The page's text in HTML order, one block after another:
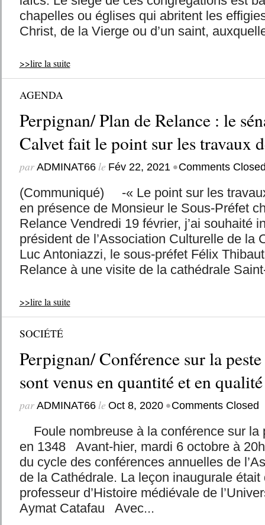
chapelles ou églises qui abritent les
Christ, de la Vierge ou d’un saint,
>>lire la suite
AGENDA
Perpignan/ Plan de Relance : le
Calvet fait le point sur les travaux
par ADMINAT66le Fév 22, 2021 •Comments
(Communiqué) -« Le point sur les
en présence de Monsieur le Sous-Préfet
Relance Vendredi 19 février, j’ai souhaité
président de l’Association Culturelle de la
Luc Antoniazzi, le sous-préfet Félix
Relance à une visite de la cathédrale
>>lire la suite
SOCIÉTÉ
Perpignan/ Conférence sur la
sont venus en quantité et en qualité
par ADMINAT66le Oct 8, 2020 •Comments Closed
Foule nombreuse à la conférence sur la
en 1348 Avant-hier, mardi 6 octobre à
du cycle des conférences annuelles de
de la Cathédrale. La leçon inaugurale était
professeur d’Histoire médiévale de
Aymat Catafau Avec...